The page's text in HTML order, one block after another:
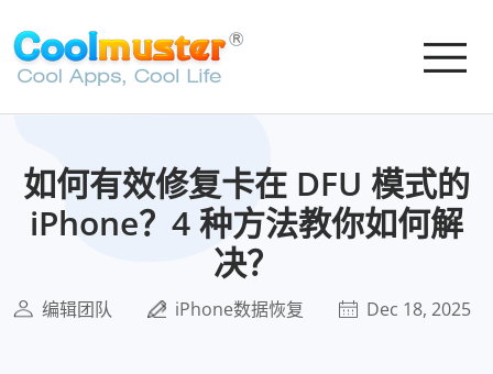
如何有效修复卡在 DFU 模式的
iPhone？4 种方法教你如何解
决？
编辑团队 iPhone数据恢复 Dec 18, 2025